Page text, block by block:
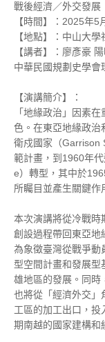
戰後經濟／外交發展
【時間】：2025年
【地點】：中山大
【講者】：廖彥豪
中華民國規劃史學會
【演講簡介】：
「地緣政治」因素
色。在東亞地緣政治
衛戍國家（Garrison
範計畫，到1960年
e）轉型，其中於
所矚目並產生關鍵作
本次演講將從冷戰時
創設過程帶回東亞地
為象徵臺灣從戰爭動
型空間計畫和發展型
雄地區的發展。同時
也將從「經濟外交」
工區的加工出口，
期南越的國家建構和